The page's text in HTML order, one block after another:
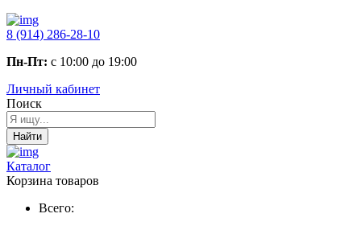
8 (914) 286-28-10
Пн-Пт: с 10:00 до 19:00
Личный кабинет
Поиск
Найти
Каталог
Корзина товаров
Всего: